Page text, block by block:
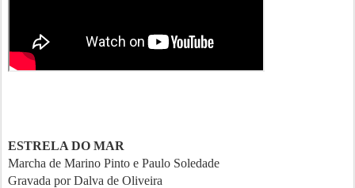
ESTRELA DO MAR
Marcha de Marino Pinto e Paulo Soledade
Gravada por Dalva de Oliveira